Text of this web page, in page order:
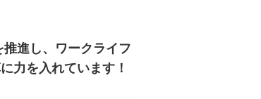
進し、ワークライフ
力を入れています！